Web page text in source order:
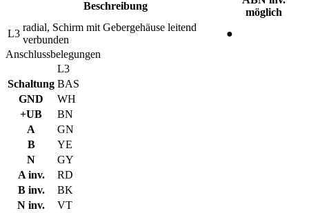
Beschreibung
möglich
L3
radial, Schirm mit Gebergehäuse leitend
verbunden
●
Anschlussbelegungen
L3
Schaltung BAS
GND
WH
+UB
BN
A
GN
B
YE
N
GY
A inv.
RD
B inv.
BK
N inv.
VT